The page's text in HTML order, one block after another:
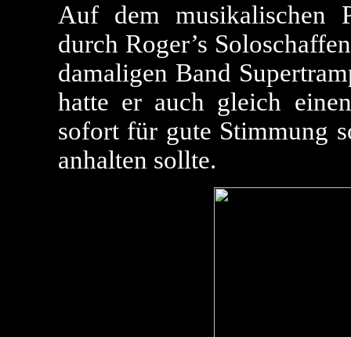
Auf dem musikalischen
durch Roger’s
damaligen Band
hatte er auch gleich
sofort für gute Stimmung
anhalten sollte.